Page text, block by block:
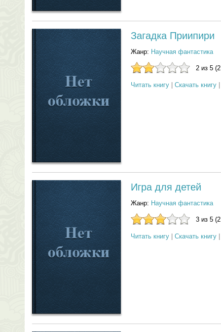
Загадка Приипири
Жанр: Научная фантастика
2 из 5
Читать книгу Скачать книгу
Игра для детей
Жанр: Научная фантастика
3 из 5
Читать книгу Скачать книгу